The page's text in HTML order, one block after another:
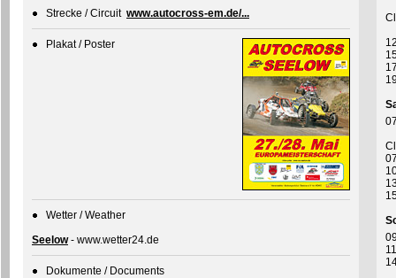
Strecke / Circuit www.autocross-em.de/...
Plakat / Poster
Wetter / Weather
Seelow- www.wetter24.de
Dokumente / Documents